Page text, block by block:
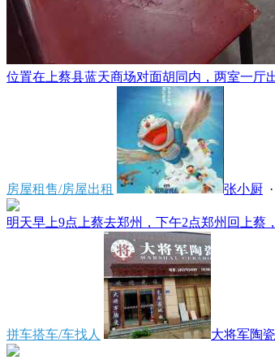
位置在上蔡县蓝天商场对面胡同内，两室一厅
房屋租售/房屋出租 张小厨 ·
明天早上9点上蔡去郑州，下午2点郑州回上蔡
拼车搭车/车找人 大将军陶